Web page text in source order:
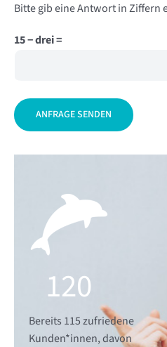
Bitte gib eine Antwort in Ziffern
15 − drei =
Alternative:
120
Bereits 115 zufriedene
Kunden*innen, davon